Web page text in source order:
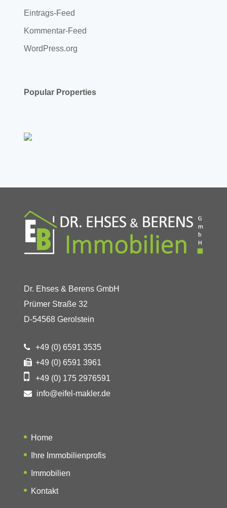
Eintrags-Feed
Kommentar-Feed
WordPress.org
Popular Properties
Dr. Ehses & Berens GmbH
Prümer Straße 32
D-54568 Gerolstein
+49 (0) 6591 3535
+49 (0) 6591 3961
+49 (0) 175 2976591
info@eifel-makler.de
Home
Ihre Immobilienprofis
Immobilien
Kontakt